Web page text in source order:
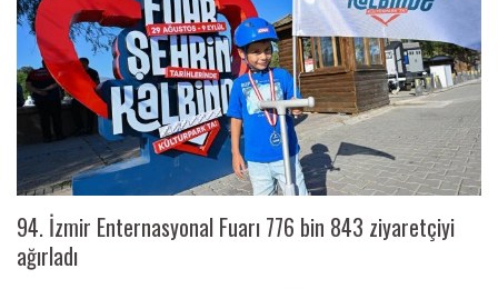
94. İzmir Enternasyonal Fuarı 776 bin 843 ziyaretçiyi
ağırladı